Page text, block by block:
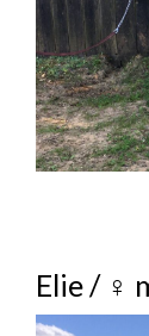
Elie / ♀